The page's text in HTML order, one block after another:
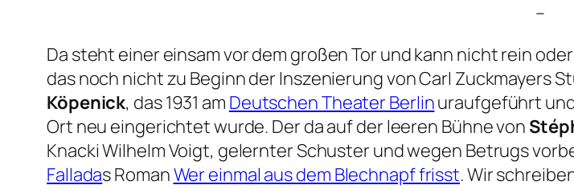
–
Da steht einer einsam vor dem großen Tor und kann nicht rein
das noch nicht zu Beginn der Inszenierung von Carl Zuckmayers
Köpenick, das 1931 am Deutschen Theater Berlinuraufgeführt
Ort neu eingerichtet wurde. Der da auf der leeren Bühne von
Knacki Wilhelm Voigt, gelernter Schuster und wegen Betrugs
Falladas RomanWer einmal aus dem Blechnapf frisst. Wir